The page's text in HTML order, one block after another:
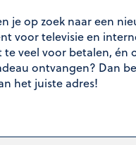
je op zoek naar een
voor televisie en
te veel voor betalen, én
ontvangen? Dan
het juiste adres!